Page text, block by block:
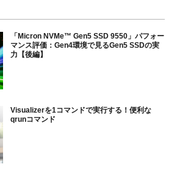
「Micron NVMe™ Gen5 SSD 9550」パフォー
マンス評価：Gen4環境で見るGen5 SSDの実
力【後編】
Visualizerを1コマンドで実行する！便利な
qrunコマンド